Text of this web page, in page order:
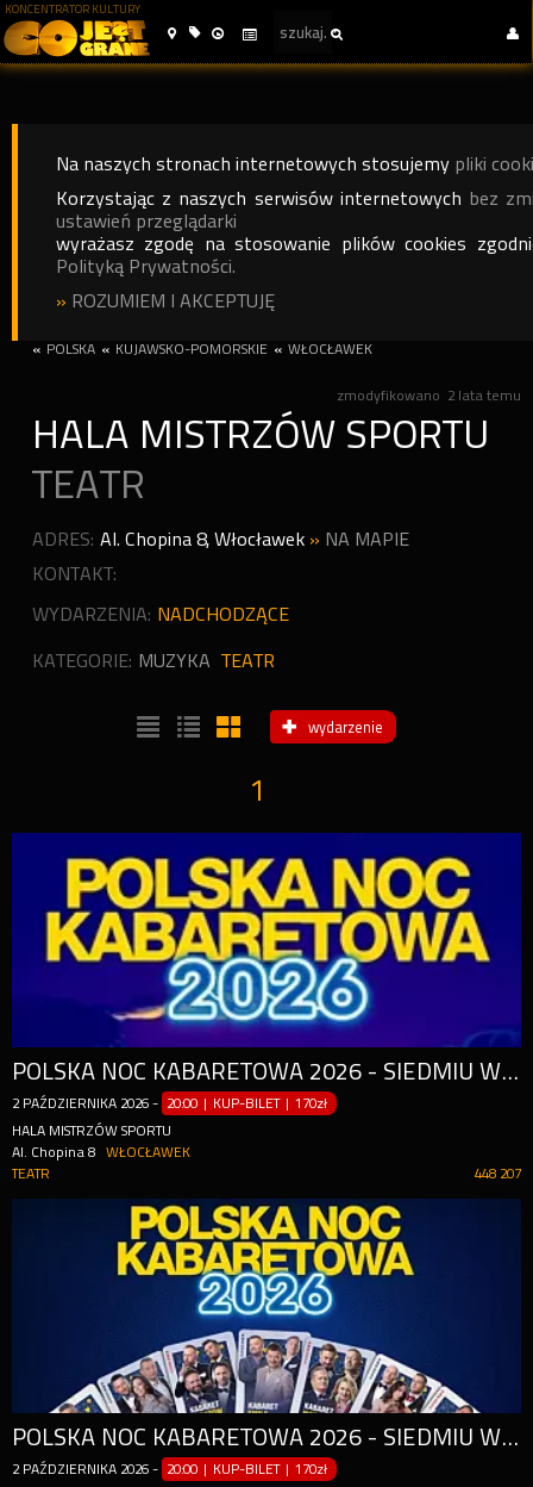
KONCENTRATOR KULTURY
Na naszych stronach internetowych stosujemy pliki
Korzystając z naszych serwisów internetowych bez
ustawień przeglądarki
wyrażasz zgodę na stosowanie plików cookies
Polityką Prywatności.
» ROZUMIEM I AKCEPTUJĘ
« POLSKA « KUJAWSKO-POMORSKIE « WŁOCŁAWEK
zmodyfikowano 2 lata temu
HALA MISTRZÓW SPORTU
TEATR
ADRES: Al. Chopina 8,Włocławek » NA MAPIE
KONTAKT:
WYDARZENIA: NADCHODZĄCE
KATEGORIE: MUZYKA TEATR
wydarzenie
1
POLSKA NOC KABARETOWA 2026 - SIEDMIU WSPANIAŁYCH
2 PAŹDZIERNIKA 2026 - 20:00 | KUP-BILET |170zł
HALA MISTRZÓW SPORTU
Al. Chopina 8
WŁOCŁAWEK
448 207
TEATR
POLSKA NOC KABARETOWA 2026 - SIEDMIU WSPANIAŁYCH
2 PAŹDZIERNIKA 2026 - 20:00 | KUP-BILET |170zł